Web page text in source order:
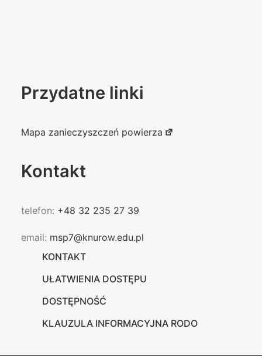
Przydatne linki
Mapa zanieczyszczeń powierza
Kontakt
telefon: +48 32 235 27 39
email: msp7@knurow.edu.pl
KONTAKT
UŁATWIENIA DOSTĘPU
DOSTĘPNOŚĆ
KLAUZULA INFORMACYJNA RODO